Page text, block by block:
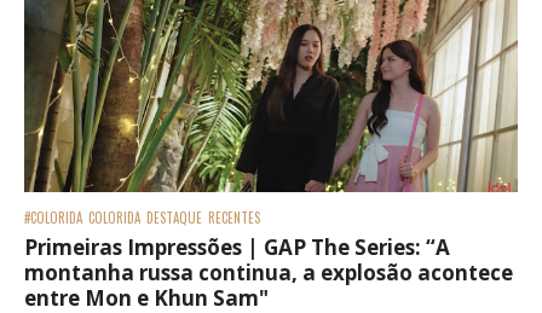
#COLORIDA COLORIDA DESTAQUE RECENTES
Primeiras Impressões | GAP The Series: “A
montanha russa continua, a explosão acontece
entre Mon e Khun Sam"